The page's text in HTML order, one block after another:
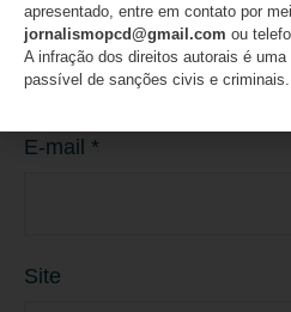
Nome*
E-mail *
Site
apresentado, entre em contato por
jornalismopcd@gmail.com ou
A infração dos direitos autorais é uma
passível de sanções civis e criminais.